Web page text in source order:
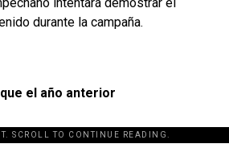
durante la campaña.
el año anterior
SCROLL TO CONTINUE READING.